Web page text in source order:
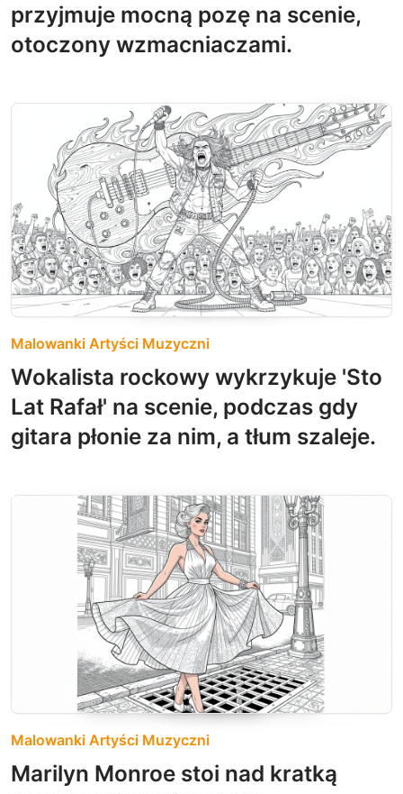
przyjmuje mocną pozę na scenie,
otoczony wzmacniaczami.
Malowanki Artyści Muzyczni
Wokalista rockowy wykrzykuje 'Sto
Lat Rafał' na scenie, podczas gdy
gitara płonie za nim, a tłum szaleje.
Malowanki Artyści Muzyczni
Marilyn Monroe stoi nad kratką